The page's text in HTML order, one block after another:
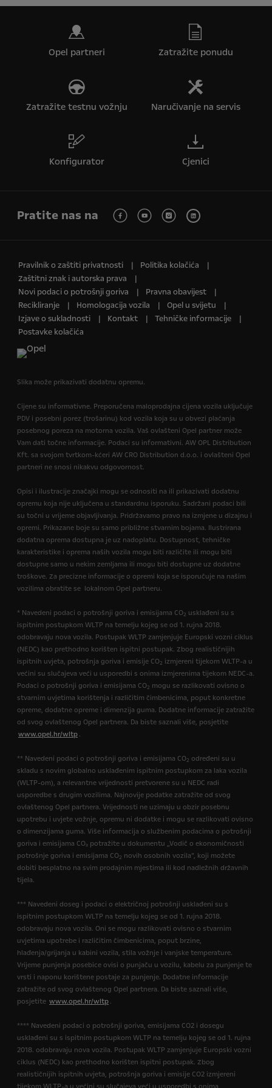
Opel partneri Zatražite ponudu
Zatražite testnu vožnju Naručivanje na servis
Konfigurator Cjenici
Pratite nas na
Pravilnik o zaštiti privatnosti
Politika kolačića
Zaštitni znak i autorska prava
Novi podaci o potrošnji goriva
Pravna obavijest
Recikliranje
Homologacija vozila
Opel u svijetu
Izjave o sukladnosti
Kontakt
Tehničke informacije
Postavke kolačića
Slika može prikazivati dodatnu opremu.
Cijene su informativne. Preporučena maloprodajna cijena vozila uključuje
PDV i posebni porez (trošarinu) kod vozila koja su u obvezi plaćanja
posebnog poreza na motorna vozila. Vaš ovlašteni Opel partner može
Vam dati točne informacije. Podaci su informativni. AW OPL Distribution
Kft. sa svojom tvrtkom-kćeri AW CRO Distribution d.o.o. i ovlašteni Opel
partneri ne snosi nikakvu odgovornost.
Opisi i ilustracije značajki mogu se odnositi na ili prikazivati dodatnu
opremu koja nije uključena u standardnu isporuku. Sadržani podaci bili
su točni u vrijeme objavljivanja. Pridržavamo pravo na izmjene u dizajnu i
opremi. Prikazane boje su samo približne stvarnim bojama. Ilustrirana
dodatna oprema dostupna je uz nadoplatu. Dostupnost, tehničke
karakteristike i oprema naših vozila mogu biti različite ili mogu biti
dostupne samo u nekim zemljama ili mogu biti dostupne uz dodatne
troškove. Za precizne informacije o opremi koja se isporučuje na našim
vozilima obratite se lokalnom Opel partneru.
* Navedeni podaci o potrošnji goriva i emisijama CO2 usklađeni su s
ispitnim postupkom WLTP na temelju kojeg se od 1. rujna 2018.
odobravaju nova vozila. Postupak WLTP zamjenjuje Europski vozni ciklus
(NEDC) kao prethodno korišten ispitni postupak. Zbog realističnijih
ispitnih uvjeta, potrošnja goriva i emisije CO2 izmjereni tijekom WLTP-a u
većini su slučajeva veći u usporedbi s onima izmjerenima tijekom NEDC-a.
Podaci o potrošnji goriva i emisijama CO2 mogu se razlikovati ovisno o
stvarnim uvjetima korištenja i različitim čimbenicima, poput konkretne
opreme, dodatne opreme i dimenzija guma. Dodatne informacije zatražite
od svog ovlaštenog Opel partnera. Da biste saznali više, posjetite
www.opel.hr/wltp .
** Navedeni podaci o potrošnji goriva i emisijama CO2 određeni su u
skladu s novim globalno usklađenim ispitnim postupkom za laka vozila
(WLTP-om), a relevantne vrijednosti pretvorene su u NEDC radi
usporedbe s drugim vozilima. Najnovije podatke zatražite od svog
ovlaštenog Opel partnera. Vrijednosti ne uzimaju u obzir posebnu
upotrebu i uvjete vožnje, opremu ni dodatke i mogu se razlikovati ovisno
o dimenzijama guma. Više informacija o službenim podacima o potrošnji
goriva i emisijama CO₂ potražite u dokumentu „Vodič o ekonomičnosti
potrošnje goriva i emisijama CO2 novih osobnih vozila”, koji možete
dobiti besplatno na svim prodajnim mjestima ili kod nadležnih državnih
tijela.
*** Navedeni doseg i podaci o električnoj potrošnji usklađeni su s
ispitnim postupkom WLTP na temelju kojeg se od 1. rujna 2018.
odobravaju nova vozila. Oni se mogu razlikovati ovisno o stvarnim
uvjetima upotrebe i različitim čimbenicima, poput brzine,
hlađenja/grijanja u kabini vozila, stila vožnje i vanjske temperature.
Vrijeme punjenja posebice ovisi o punjaču u vozilu, kabelu za punjenje te
vrsti i naponu korištene postaje za punjenje. Dodatne informacije
zatražite od svog ovlaštenog Opel partnera. Da biste saznali više,
posjetite www.opel.hr/wltp .
**** Navedeni podaci o potrošnji goriva, emisijama CO2 i dosegu
usklađeni su s ispitnim postupkom WLTP na temelju kojeg se od 1. rujna
2018. odobravaju nova vozila. Postupak WLTP zamjenjuje Europski vozni
ciklus (NEDC) kao prethodno korišten ispitni postupak. Zbog
realističnijih ispitnih uvjeta, potrošnja goriva i emisije CO2 izmjereni